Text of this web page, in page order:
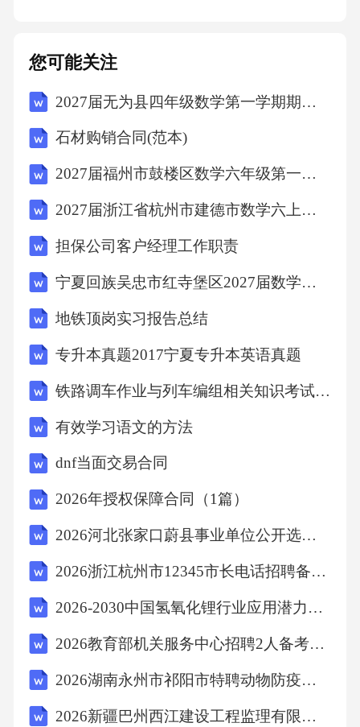
您可能关注
2027届无为县四年级数学第一学期期末学业质量监测模拟试题含解析
石材购销合同(范本)
2027届福州市鼓楼区数学六年级第一学期期末学业水平测试模拟试题含解析
2027届浙江省杭州市建德市数学六上期末统考模拟试题含解析
担保公司客户经理工作职责
宁夏回族吴忠市红寺堡区2027届数学六年级第一学期期末质量检测试题含解析
地铁顶岗实习报告总结
专升本真题2017宁夏专升本英语真题
铁路调车作业与列车编组相关知识考试试卷
有效学习语文的方法
dnf当面交易合同
2026年授权保障合同（1篇）
2026河北张家口蔚县事业单位公开选聘工作人员30名备考题库附答案详解（模拟题）
2026浙江杭州市12345市长电话招聘备考题库及答案详解（名师系列）
2026-2030中国氢氧化锂行业应用潜力及投资前景趋势研究报告
2026教育部机关服务中心招聘2人备考题库（非事业编制）及答案详解（真题汇编）
2026湖南永州市祁阳市特聘动物防疫专员招募7人备考题库及答案详解（夺冠）
2026新疆巴州西江建设工程监理有限公司招聘6人备考题库带答案详解